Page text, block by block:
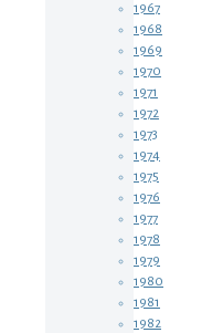
1967
1968
1969
1970
1971
1972
1973
1974
1975
1976
1977
1978
1979
1980
1981
1982